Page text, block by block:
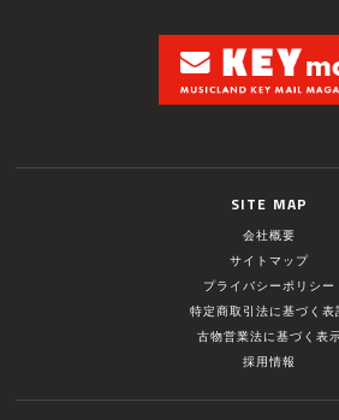
SITE MAP
会社概要
サイトマップ
プライバシーポリシー
特定商取引法に基づく表
古物営業法に基づく表
採用情報